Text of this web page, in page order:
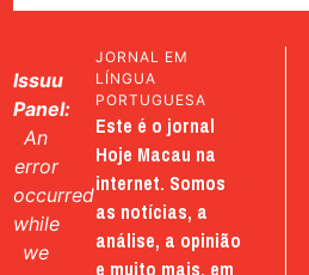
Issuu
Panel:
An
error
occurred
while
we
JORNAL EM
LÍNGUA
PORTUGUESA
Este é o jornal
Hoje Macau na
internet. Somos
as notícias, a
análise, a opinião
e muito mais, em